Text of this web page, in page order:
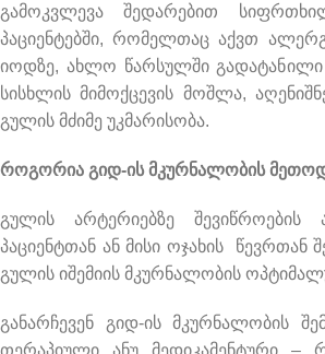
გამოკვლევა შედარებით
პაციენტებში, რომელთაც აქვთ
იოდზე, ახლო წარსულში გადატანილი
სისხლის მიმოქცევის მოშლა,
გულის მძიმე უკმარისობა.
როგორია გიდ-ის მკურნალობის
გულის არტერიებზე შევიწროების
პაციენტთან ან მისი ოჯახის წევრთან
გულის იშემიის მკურნალობის
განარჩევენ გიდ-ის მკურნალობის
თერაპიული ანუ მედიკამენტური